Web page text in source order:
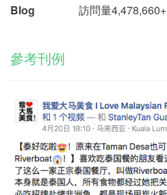
Blog
訪問量4,478,660+
參考刊例